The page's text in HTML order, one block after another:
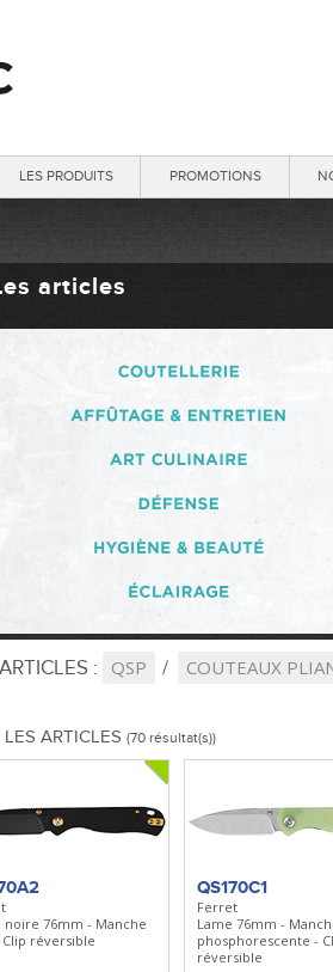
LES PRODUITS PROMOTIONS
articles
: QSP COUTEAUX
ARTICLES (70 résultat(s))
noire 76mm - Manche
Clip réversible
QS170C1
Ferret
Lame 76mm -
phosphorescente -
réversible